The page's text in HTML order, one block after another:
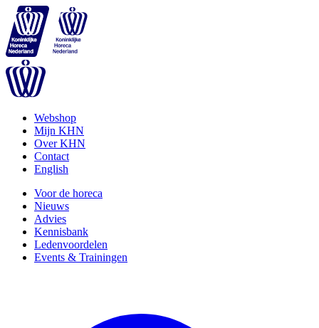
Webshop
Mijn KHN
Over KHN
Contact
English
Voor de horeca
Nieuws
Advies
Kennisbank
Ledenvoordelen
Events & Trainingen